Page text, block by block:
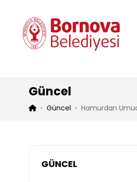
Güncel
Güncel Hamurdan
GÜNCEL